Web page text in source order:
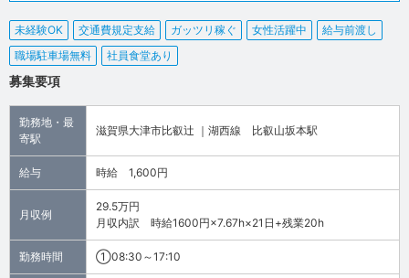
未経験OK 交通費規定支給 ガッツリ稼ぐ 女性活躍中
給与前渡し
職場駐車場無料
社員食堂あり
募集要項
勤務地・最
寄駅
滋賀県大津市比叡辻 ｜湖西線 比叡山坂本駅
給与 時給 1,600円
月収例
29.5万円
月収内訳 時給1600円×7.67h×21日+残業20h
勤務時間 ①08:30～17:10